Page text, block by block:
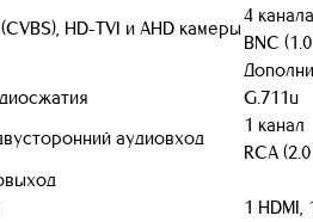
HD-TVI и AHD камеры
4 канала
BNC
G.711u
аудиовход
1 канал
RCA
1 HDMI,